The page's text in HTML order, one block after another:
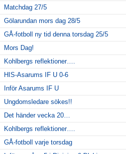
Matchdag 27/5
Gölarundan mors dag 28/5
GÅ-fotboll ny tid denna torsdag 25/5
Mors Dag!
Kohlbergs reflektioner….
HIS-Asarums IF U 0-6
Inför Asarums IF U
Ungdomsledare sökes!!
Det händer vecka 20…
Kohlbergs reflektioner….
GÅ-fotboll varje torsdag